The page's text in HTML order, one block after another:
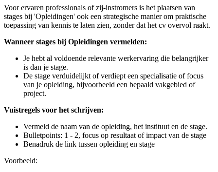
Voor ervaren professionals of zij-instromers is het plaatsen van
stages bij 'Opleidingen' ook een strategische manier om praktische
toepassing van kennis te laten zien, zonder dat het cv overvol raakt.
Wanneer stages bij Opleidingen vermelden:
Je hebt al voldoende relevante werkervaring die belangrijker
is dan je stage.
De stage verduidelijkt of verdiept een specialisatie of focus
van je opleiding, bijvoorbeeld een bepaald vakgebied of
project.
Vuistregels voor het schrijven:
Vermeld de naam van de opleiding, het instituut en de stage.
Bulletpoints: 1 - 2, focus op resultaat of impact van de stage
Benadruk de link tussen opleiding en stage
Voorbeeld: